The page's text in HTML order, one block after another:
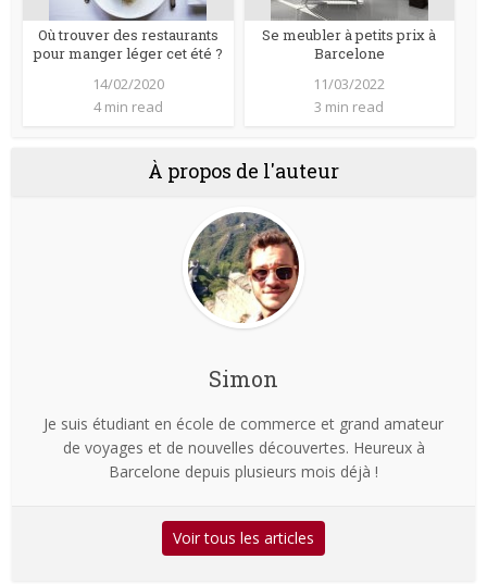
Où trouver des restaurants
pour manger léger cet été ?
14/02/2020
4 min read
Se meubler à petits prix à
Barcelone
11/03/2022
3 min read
À propos de l'auteur
Simon
Je suis étudiant en école de commerce et grand amateur
de voyages et de nouvelles découvertes. Heureux à
Barcelone depuis plusieurs mois déjà !
Voir tous les articles